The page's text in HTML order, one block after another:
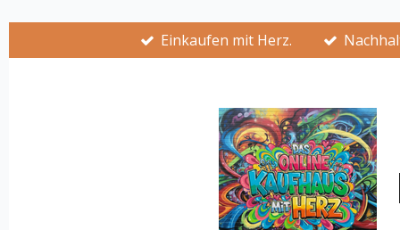
springen
Einkaufen mit Herz.